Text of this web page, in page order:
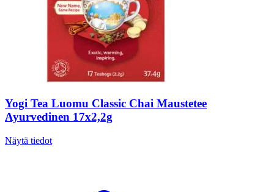
Yogi Tea Luomu Classic Chai Maustetee
Ayurvedinen 17x2,2g
Näytä tiedot